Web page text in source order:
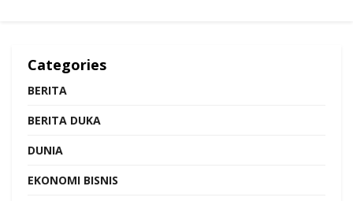
Categories
BERITA
BERITA DUKA
DUNIA
EKONOMI BISNIS